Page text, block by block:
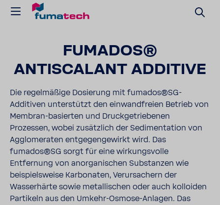
FUMADOS®
ANTISCALANT ADDITIVE
Die regelmäßige Dosierung mit fumados®SG-
Additiven unterstützt den einwandfreien Betrieb von
Membran-basierten und Druckgetriebenen
Prozessen, wobei zusätzlich der Sedimentation von
Agglomeraten entgegengewirkt wird. Das
fumados®SG sorgt für eine wirkungsvolle
Entfernung von anorganischen Substanzen wie
beispielsweise Karbonaten, Verursachern der
Wasserhärte sowie metallischen oder auch kolloiden
Partikeln aus den Umkehr-Osmose-Anlagen. Das